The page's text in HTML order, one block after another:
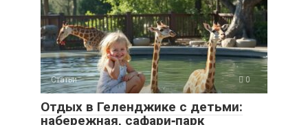
Статьи 0
Отдых в Геленджике с детьми:
набережная, сафари‑парк